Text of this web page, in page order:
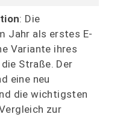
: Die
Jahr als erstes E-
Variante ihres
Straße. Der
eine neu
die wichtigsten
zur